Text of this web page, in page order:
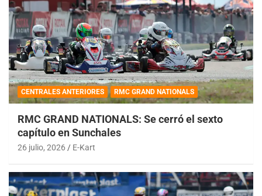
CENTRALES ANTERIORES RMC GRAND NATIONALS
RMC GRAND NATIONALS: Se cerró el sexto
capítulo en Sunchales
26 julio, 2026 E-Kart